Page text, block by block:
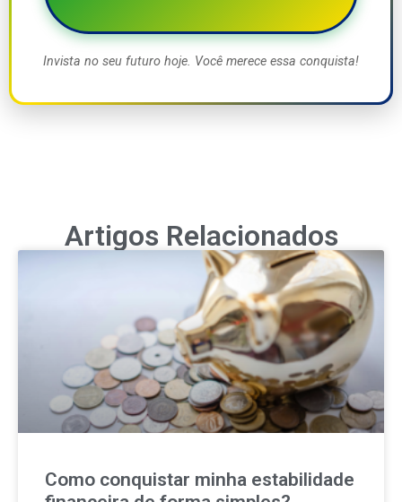
Invista no seu futuro hoje. Você merece essa conquista!
Artigos Relacionados
Como conquistar minha estabilidade